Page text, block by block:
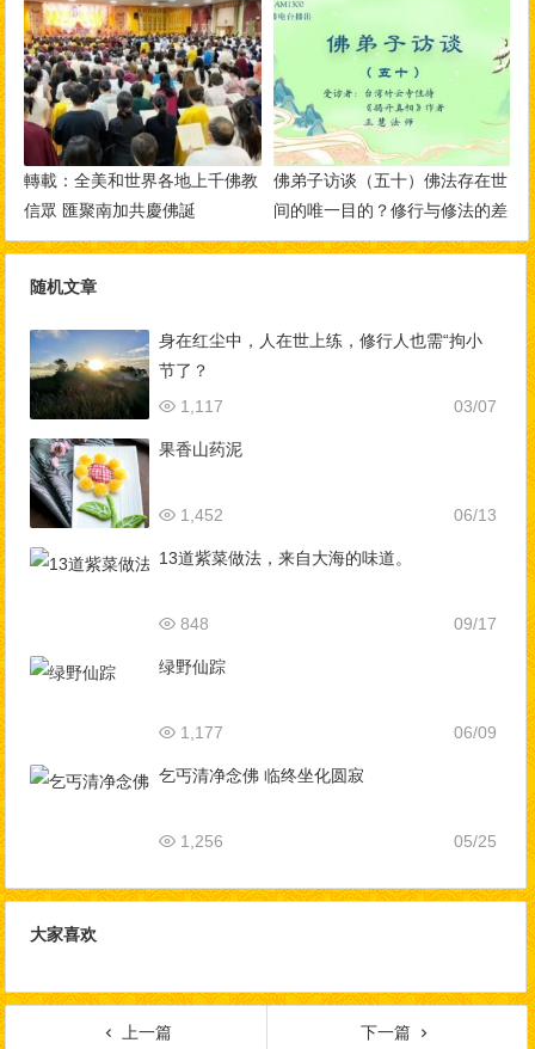
轉載：全美和世界各地上千佛教
信眾 匯聚南加共慶佛誕
佛弟子访谈（五十）佛法存在世
间的唯一目的？修行与修法的差
别，如何做到三业相应？
随机文章
身在红尘中，人在世上练，修行人也需“拘小
节了？
03/07
1,117
果香山药泥
06/13
1,452
13道紫菜做法，来自大海的味道。
09/17
848
绿野仙踪
06/09
1,177
乞丐清净念佛 临终坐化圆寂
05/25
1,256
大家喜欢
上一篇
下一篇